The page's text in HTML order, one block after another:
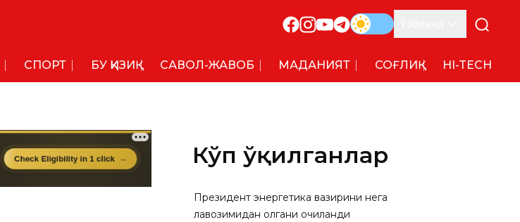
СПОРТ БУ ҚИЗИҚ САВОЛ-ЖАВОБ МАДАНИЯТ СОҒЛИҚ HI-TECH
Кўп ўқилганлар
Президент энергетика вазирини нега
лавозимидан олгани очиқланди